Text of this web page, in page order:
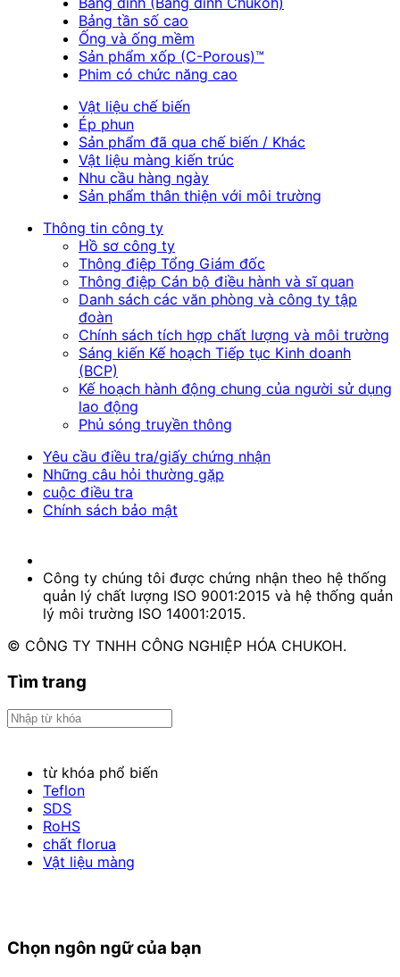
Bảng tần số cao
Ống và ống mềm
Sản phẩm xốp (C-Porous)™
Phim có chức năng cao
Vật liệu chế biến
Ép phun
Sản phẩm đã qua chế biến / Khác
Vật liệu màng kiến trúc
Nhu cầu hàng ngày
Sản phẩm thân thiện với môi trường
Thông tin công ty
Hồ sơ công ty
Thông điệp Tổng Giám đốc
Thông điệp Cán bộ điều hành và sĩ quan
Danh sách các văn phòng và công ty tập
đoàn
Chính sách tích hợp chất lượng và môi trường
Sáng kiến Kế hoạch Tiếp tục Kinh doanh
(BCP)
Kế hoạch hành động chung của người sử dụng
lao động
Phủ sóng truyền thông
Yêu cầu điều tra/giấy chứng nhận
Những câu hỏi thường gặp
cuộc điều tra
Chính sách bảo mật
Công ty chúng tôi được chứng nhận theo hệ thống
quản lý chất lượng ISO 9001:2015 và hệ thống quản
lý môi trường ISO 14001:2015.
© CÔNG TY TNHH CÔNG NGHIỆP HÓA CHUKOH.
Tìm trang
từ khóa phổ biến
Teflon
SDS
RoHS
chất florua
Vật liệu màng
Chọn ngôn ngữ của bạn